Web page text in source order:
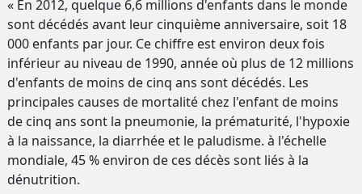
« En 2012, quelque 6,6 millions d'enfants dans le monde
sont décédés avant leur cinquième anniversaire, soit 18
000 enfants par jour. Ce chiffre est environ deux fois
inférieur au niveau de 1990, année où plus de 12 millions
d'enfants de moins de cinq ans sont décédés. Les
principales causes de mortalité chez l'enfant de moins
de cinq ans sont la pneumonie, la prématurité, l'hypoxie
à la naissance, la diarrhée et le paludisme. à l'échelle
mondiale, 45 % environ de ces décès sont liés à la
dénutrition.